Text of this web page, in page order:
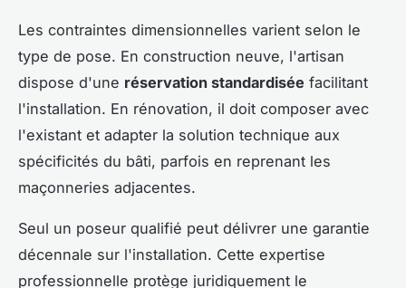
Les contraintes dimensionnelles varient selon le
type de pose. En construction neuve, l'artisan
dispose d'une réservation standardisée facilitant
l'installation. En rénovation, il doit composer avec
l'existant et adapter la solution technique aux
spécificités du bâti, parfois en reprenant les
maçonneries adjacentes.
Seul un poseur qualifié peut délivrer une garantie
décennale sur l'installation. Cette expertise
professionnelle protège juridiquement le